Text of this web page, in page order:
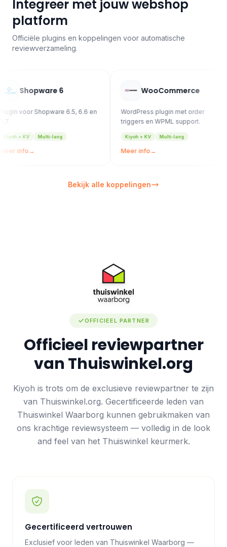
Integreer met jouw webshop
platform
Officiële plugins en koppelingen voor automatische
reviewverzameling.
6
Shopware 6.5, 6.6 en
Multi-lang
WooCommerce
WordPress plugin met order
triggers en WPML support.
Multi-lang
Meer info→
Bekijk alle koppelingen
OFFICIEEL PARTNER
Officieel reviewpartner
van Thuiswinkel.org
Kiyoh is trots om de exclusieve reviewpartner te zijn
van Thuiswinkel.org. Gecertificeerde leden van
Thuiswinkel Waarborg kunnen gebruikmaken van
ons krachtige reviewsysteem — volledig in de look
and feel van het Thuiswinkel keurmerk.
Gecertificeerd vertrouwen
Exclusief voor leden van Thuiswinkel Waarborg —